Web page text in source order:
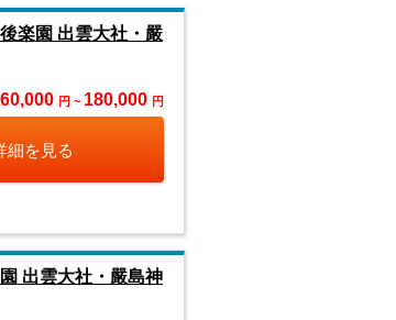
楽園 出雲大社・嚴
円 ~ 180,000 円
細を見る
出雲大社・嚴島神